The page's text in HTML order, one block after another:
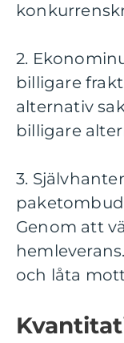
2.
billigare
alternativ
billigare
3.
Genom att
och låta